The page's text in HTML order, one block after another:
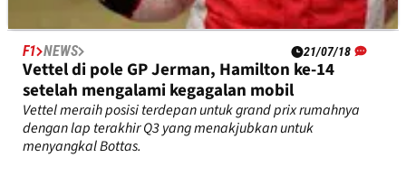
F1 NEWS 21/07/18
Vettel di pole GP Jerman, Hamilton ke-14
setelah mengalami kegagalan mobil
Vettel meraih posisi terdepan untuk grand prix rumahnya
dengan lap terakhir Q3 yang menakjubkan untuk
menyangkal Bottas.